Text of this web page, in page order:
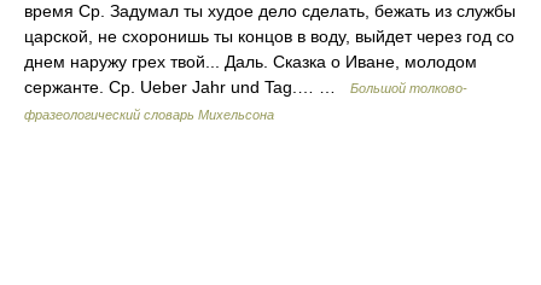
время Ср. Задумал ты худое дело сделать, бежать из службы
царской, не схоронишь ты концов в воду, выйдет через год со
днем наружу грех твой... Даль. Сказка о Иване, молодом
сержанте. Ср. Ueber Jahr und Tag.… …
Большой толково-
фразеологический словарь Михельсона